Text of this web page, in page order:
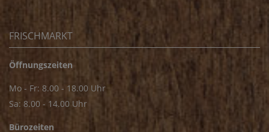
FRISCHMARKT
Öffnungszeiten
Mo - Fr: 8.00 - 18.00 Uhr
Sa: 8.00 - 14.00 Uhr
Bürozeiten